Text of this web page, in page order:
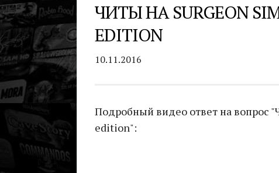
ЧИТЫ НА SURGEON
EDITION
10.11.2016
Подробный видео ответ на вопрос
edition":